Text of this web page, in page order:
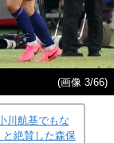
(画像 3/66)
川航基でもな
絶賛した森保